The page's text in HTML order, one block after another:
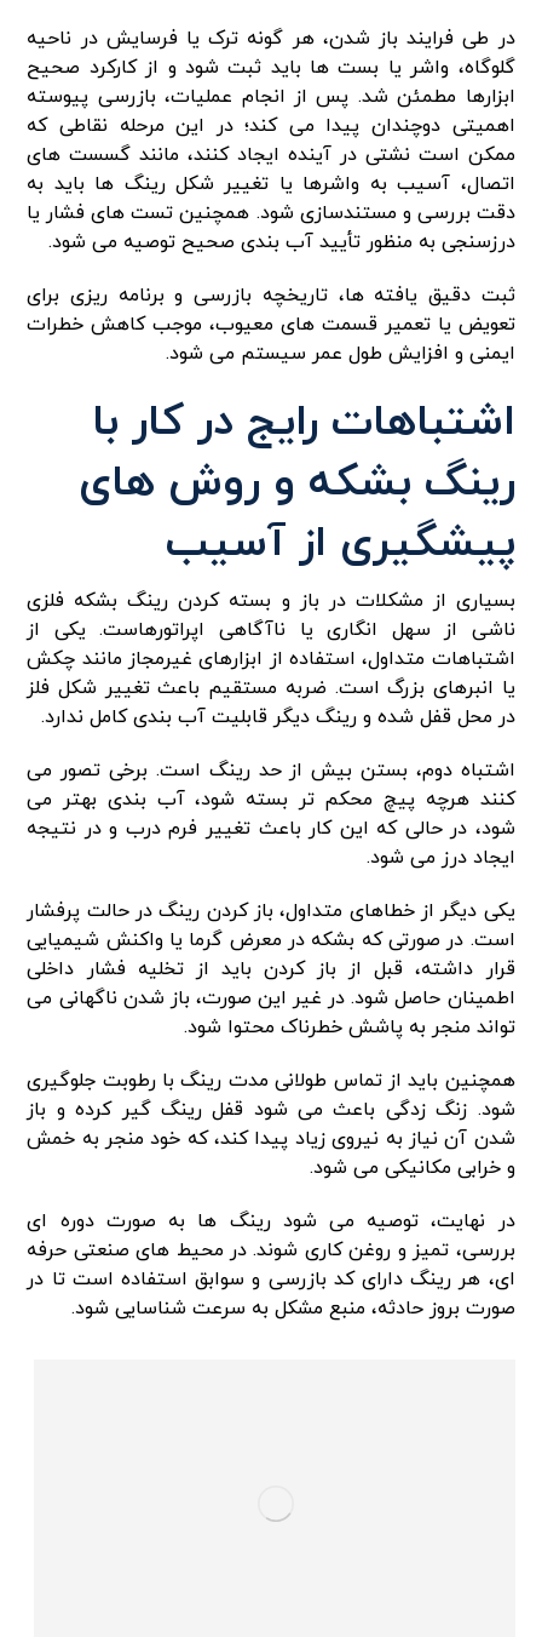
در طی فرایند باز شدن، هر گونه ترک یا فرسایش در ناحیه
گلوگاه، واشر یا بست ها باید ثبت شود و از کارکرد صحیح
ابزارها مطمئن شد. پس از انجام عملیات، بازرسی پیوسته
اهمیتی دوچندان پیدا می کند؛ در این مرحله نقاطی که
ممکن است نشتی در آینده ایجاد کنند، مانند گسست های
اتصال، آسیب به واشرها یا تغییر شکل رینگ ها باید به
دقت بررسی و مستندسازی شود. همچنین تست های فشار یا
درزسنجی به منظور تأیید آب بندی صحیح توصیه می شود.
ثبت دقیق یافته ها، تاریخچه بازرسی و برنامه ریزی برای
تعویض یا تعمیر قسمت های معیوب، موجب کاهش خطرات
ایمنی و افزایش طول عمر سیستم می شود.
اشتباهات رایج در کار با
رینگ بشکه و روش های
پیشگیری از آسیب
بسیاری از مشکلات در باز و بسته کردن رینگ بشکه فلزی
ناشی از سهل انگاری یا ناآگاهی اپراتورهاست. یکی از
اشتباهات متداول، استفاده از ابزارهای غیرمجاز مانند چکش
یا انبرهای بزرگ است. ضربه مستقیم باعث تغییر شکل فلز
در محل قفل شده و رینگ دیگر قابلیت آب بندی کامل ندارد.
اشتباه دوم، بستن بیش از حد رینگ است. برخی تصور می
کنند هرچه پیچ محکم تر بسته شود، آب بندی بهتر می
شود، در حالی که این کار باعث تغییر فرم درب و در نتیجه
ایجاد درز می شود.
یکی دیگر از خطاهای متداول، باز کردن رینگ در حالت پرفشار
است. در صورتی که بشکه در معرض گرما یا واکنش شیمیایی
قرار داشته، قبل از باز کردن باید از تخلیه فشار داخلی
اطمینان حاصل شود. در غیر این صورت، باز شدن ناگهانی می
تواند منجر به پاشش خطرناک محتوا شود.
همچنین باید از تماس طولانی مدت رینگ با رطوبت جلوگیری
شود. زنگ زدگی باعث می شود قفل رینگ گیر کرده و باز
شدن آن نیاز به نیروی زیاد پیدا کند، که خود منجر به خمش
و خرابی مکانیکی می شود.
در نهایت، توصیه می شود رینگ ها به صورت دوره ای
بررسی، تمیز و روغن کاری شوند. در محیط های صنعتی حرفه
ای، هر رینگ دارای کد بازرسی و سوابق استفاده است تا در
صورت بروز حادثه، منبع مشکل به سرعت شناسایی شود.